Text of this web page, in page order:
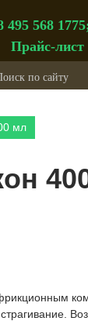
495 568
Прайс-лист
мл